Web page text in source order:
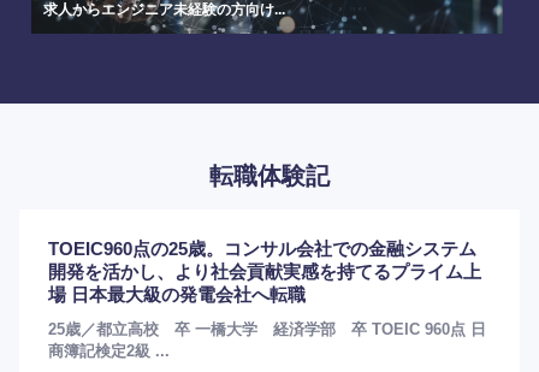
求人からエンジニア未経験の方向け...
転職体験記
TOEIC960点の25歳。コンサル会社での金融システム
開発を活かし、より社会貢献実感を持てるプライム上
場 日本最大級の発電会社へ転職
25歳／都立高校 卒 一橋大学 経済学部 卒 TOEIC 960点 日
商簿記検定2級 ...